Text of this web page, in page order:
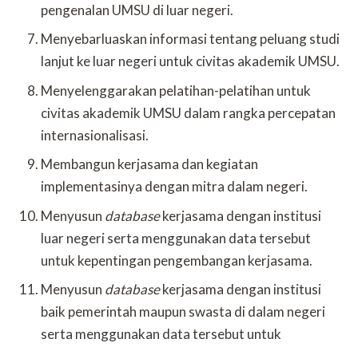
pengenalan UMSU di luar negeri.
Menyebarluaskan informasi tentang peluang studi
lanjut ke luar negeri untuk civitas akademik UMSU.
Menyelenggarakan pelatihan-pelatihan untuk
civitas akademik UMSU dalam rangka percepatan
internasionalisasi.
Membangun kerjasama dan kegiatan
implementasinya dengan mitra dalam negeri.
Menyusun databasekerjasama dengan institusi
luar negeri serta menggunakan data tersebut
untuk kepentingan pengembangan kerjasama.
Menyusun databasekerjasama dengan institusi
baik pemerintah maupun swasta di dalam negeri
serta menggunakan data tersebut untuk